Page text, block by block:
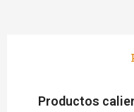
Productos